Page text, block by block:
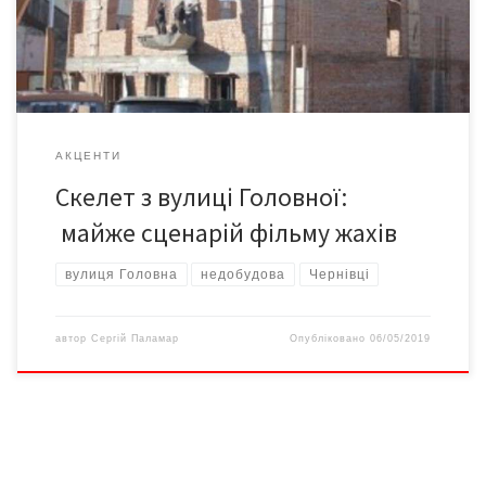
добрих три десятки років. Однак, скільки я себе пам’ятаю, ця
(недо)будова постійно […]
АКЦЕНТИ
Скелет з вулиці Головної:
майже сценарій фільму жахів
вулиця Головна недобудова Чернівці
автор Сергій Паламар Опубліковано06/05/2019